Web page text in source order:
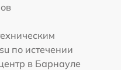
по истечении
в Барнауле